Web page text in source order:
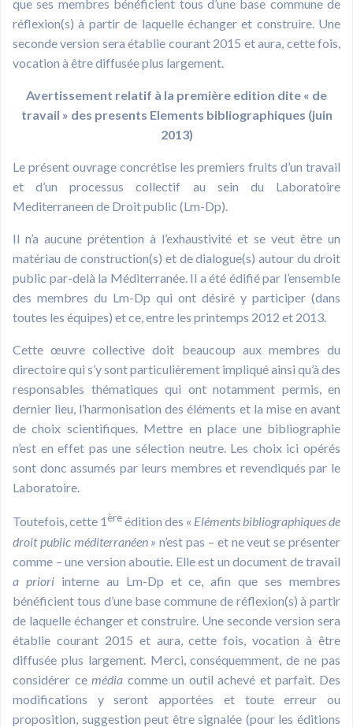
que ses membres bénéficient tous d’une base commune de
réflexion(s) à partir de laquelle échanger et construire. Une
seconde version sera établie courant 2015 et aura, cette fois,
vocation à être diffusée plus largement.
Avertissement relatif à la première edition dite « de
travail » des presents Elements bibliographiques (juin
2013)
Le présent ouvrage concrétise les premiers fruits d’un travail
et d’un processus collectif au sein du Laboratoire
Mediterraneen de Droit public (Lm-Dp).
Il n’a aucune prétention à l’exhaustivité et se veut être un
matériau de construction(s) et de dialogue(s) autour du droit
public par-delà la Méditerranée. Il a été édifié par l’ensemble
des membres du Lm-Dp qui ont désiré y participer (dans
toutes les équipes) et ce, entre les printemps 2012 et 2013.
Cette œuvre collective doit beaucoup aux membres du
directoire qui s’y sont particulièrement impliqué ainsi qu’à des
responsables thématiques qui ont notamment permis, en
dernier lieu, l’harmonisation des éléments et la mise en avant
de choix scientifiques. Mettre en place une bibliographie
n’est en effet pas une sélection neutre. Les choix ici opérés
sont donc assumés par leurs membres et revendiqués par le
Laboratoire.
Toutefois, cette 1èreédition des « Eléments bibliographiques de
droit public méditerranéen »n’est pas – et ne veut se présenter
comme – une version aboutie. Elle est un document de travail
a priori interne au Lm-Dp et ce, afin que ses membres
bénéficient tous d’une base commune de réflexion(s) à partir
de laquelle échanger et construire. Une seconde version sera
établie courant 2015 et aura, cette fois, vocation à être
diffusée plus largement. Merci, conséquemment, de ne pas
considérer ce média comme un outil achevé et parfait. Des
modifications y seront apportées et toute erreur ou
proposition, suggestion peut être signalée (pour les éditions